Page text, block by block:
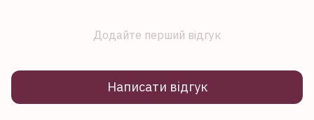
Додайте перший відгук
Написати відгук